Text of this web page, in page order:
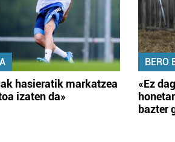
hasieratik markatzea
izaten da»
BERO
«Ez
bazter